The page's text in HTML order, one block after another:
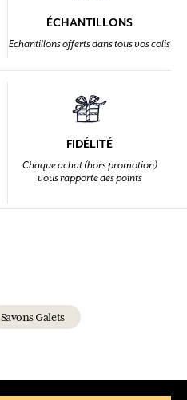
ÉCHANTILLONS
Echantillons offerts dans tous vos colis
FIDÉLITÉ
Chaque achat (hors promotion)
vous rapporte des points
Savons Galets